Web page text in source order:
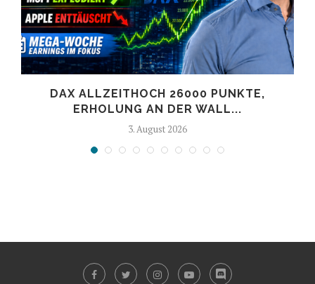
DAX ALLZEITHOCH 26000 PUNKTE,
ERHOLUNG AN DER WALL...
3. August 2026